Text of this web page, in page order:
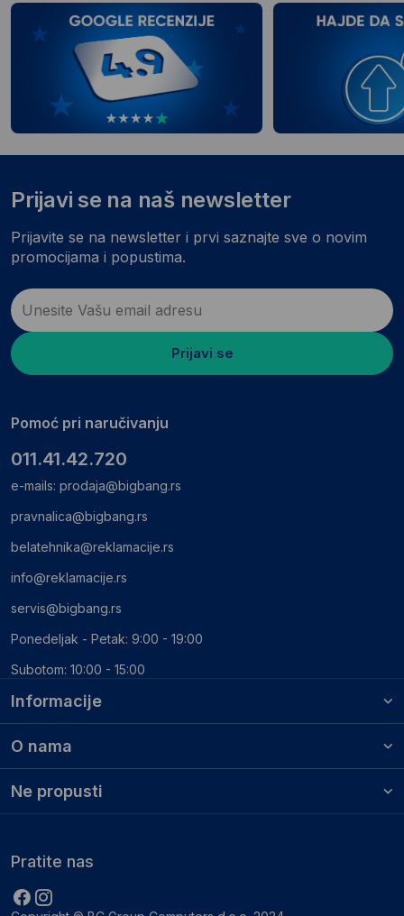
Informacije
O nama
Ne propusti
Prijavi se na naš newsletter
Prijavite se na newsletter i prvi saznajte sve o novim
promocijama i popustima.
Prijavi se
Pomoć pri naručivanju
011.41.42.720
e-mails: prodaja@bigbang.rs
pravnalica@bigbang.rs
belatehnika@reklamacije.rs
info@reklamacije.rs
servis@bigbang.rs
Ponedeljak - Petak: 9:00 - 19:00
Subotom: 10:00 - 15:00
Pratite nas